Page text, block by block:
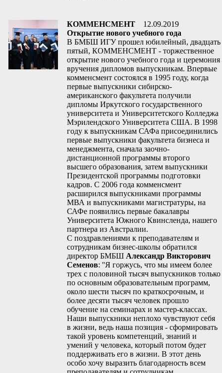
КОММЕНСМЕНТ
12.09.2019
Открытие нового учебного года
В БМБШ ИГУ прошел юбилейный, двадцать
пятый, КОММЕНСМЕНТ - торжественное
открытие нового учебного года и церемония
вручения дипломов выпускникам. Впервые
комменсмент состоялся в 1995 году, когда
первые выпускники сибирско-
американского факультета получили
дипломы Иркутского государственного
университета и Университетского Колледжа
Мэрилендского Университета США. В 1998
году к выпускникам САФа присоединились
первые выпускники факультета бизнеса и
менеджмента, сначала заочно-
дистанционной программы второго
высшего образования, затем выпускники
Президентской программы подготовки
кадров. С 2006 года комменсмент
расширился выпускниками программы
МВА и выпускниками магистратуры, на
САФе появились первые бакалавры
Университета Южного Квинсленда, нашего
партнера из Австралии.
С поздравлениями к преподавателям и
сотрудникам бизнес-школы обратился
директор БМБШ Александр Викторович
Семенов: ''Я горжусь, что мы имеем более
трех с половиной тысяч выпускников только
по основным образовательным программ,
около шести тысяч по краткосрочным, и
более десяти тысяч человек прошло
обучение на семинарах и мастер-классах.
Наши выпускники неплохо чувствуют себя
в жизни, ведь наша позиция - сформировать
такой уровень компетенций, знаний и
умений у человека, который потом будет
поддерживать его в жизни. В этот день
особо хочу выразить благодарность всем